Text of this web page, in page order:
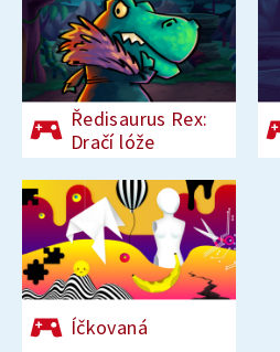
Ředisaurus Rex:
Dračí lóže
Íčkovaná